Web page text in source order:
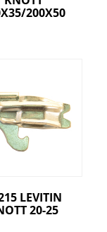
200X50
LEVITIN
20-25